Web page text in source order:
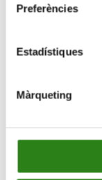
Preferències
Estadístiques
Màrqueting